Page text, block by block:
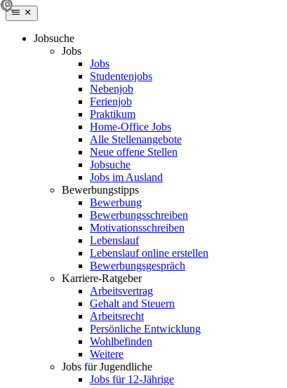
Jobsuche
Jobs
Jobs
Studentenjobs
Nebenjob
Ferienjob
Praktikum
Home-Office Jobs
Alle Stellenangebote
Neue offene Stellen
Jobsuche
Jobs im Ausland
Bewerbungstipps
Bewerbung
Bewerbungsschreiben
Motivationsschreiben
Lebenslauf
Lebenslauf online erstellen
Bewerbungsgespräch
Karriere-Ratgeber
Arbeitsvertrag
Gehalt and Steuern
Arbeitsrecht
Persönliche Entwicklung
Wohlbefinden
Weitere
Jobs für Jugendliche
Jobs für 12-Jährige